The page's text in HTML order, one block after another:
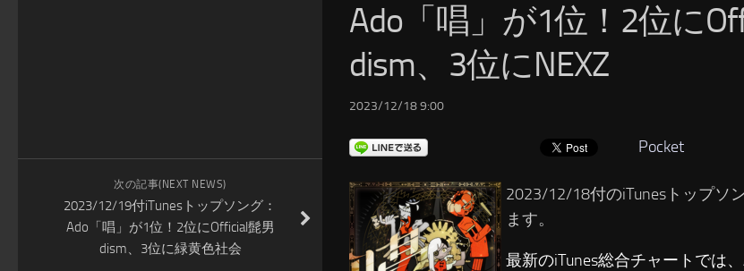
Ado「唱」が1位！2位に
dism、3位にNEXZ
2023/12/18 9:00
Pocket
2023/12/18付のiTunesトップソ
ます。
最新のiTunes総合チャートでは
次の記事(NEXT NEWS)
2023/12/19付iTunesトップソング：
Ado「唱」が1位！2位にOfficial髭男
dism、3位に緑黄色社会